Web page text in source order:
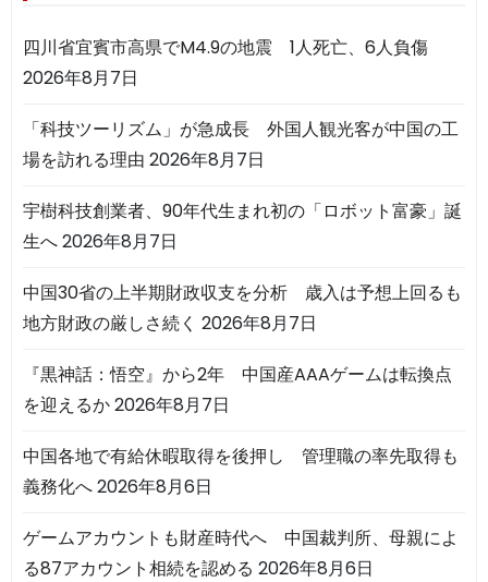
四川省宜賓市高県でM4.9の地震 1人死亡、6人負傷
2026年8月7日
「科技ツーリズム」が急成長 外国人観光客が中国の工
場を訪れる理由 2026年8月7日
宇樹科技創業者、90年代生まれ初の「ロボット富豪」誕
生へ2026年8月7日
中国30省の上半期財政収支を分析 歳入は予想上回るも
地方財政の厳しさ続く 2026年8月7日
『黒神話：悟空』から2年 中国産AAAゲームは転換点
を迎えるか2026年8月7日
中国各地で有給休暇取得を後押し 管理職の率先取得も
義務化へ2026年8月6日
ゲームアカウントも財産時代へ 中国裁判所、母親によ
る87アカウント相続を認める 2026年8月6日